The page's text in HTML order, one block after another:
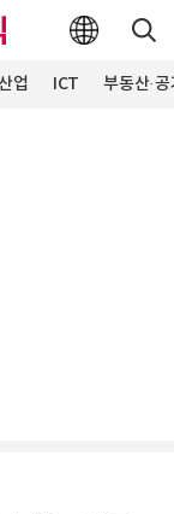
업 ICT 부동산·